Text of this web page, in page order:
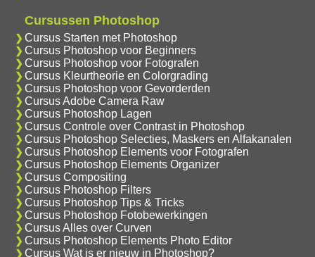
Cursussen Photoshop
Cursus Starten met Photoshop
Cursus Photoshop voor Beginners
Cursus Photoshop voor Fotografen
Cursus Kleurtheorie en Colorgrading
Cursus Photoshop voor Gevorderden
Cursus Adobe Camera Raw
Cursus Photoshop Lagen
Cursus Controle over Contrast in Photoshop
Cursus Photoshop Selecties, Maskers en Alfakanalen
Cursus Photoshop Elements voor Fotografen
Cursus Photoshop Elements Organizer
Cursus Compositing
Cursus Photoshop Filters
Cursus Photoshop Tips & Tricks
Cursus Photoshop Fotobewerkingen
Cursus Alles over Curven
Cursus Photoshop Elements Photo Editor
Cursus Wat is er nieuw in Photoshop?